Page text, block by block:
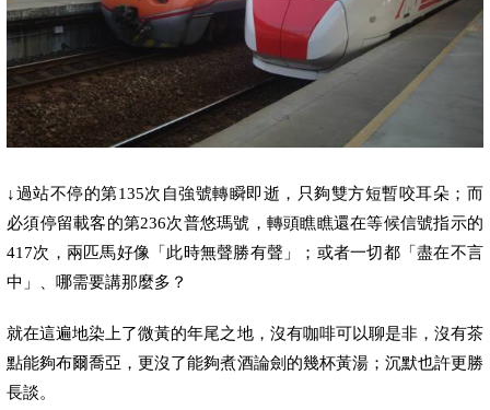
↓過站不停的第135次自強號轉瞬即逝，只夠雙方短暫咬耳朵；而
必須停留載客的第236次普悠瑪號，轉頭瞧瞧還在等候信號指示的
417次，兩匹馬好像「此時無聲勝有聲」；或者一切都「盡在不言
中」、哪需要講那麼多？
就在這遍地染上了微黃的年尾之地，沒有咖啡可以聊是非，沒有茶
點能夠布爾喬亞，更沒了能夠煮酒論劍的幾杯黃湯；沉默也許更勝
長談。